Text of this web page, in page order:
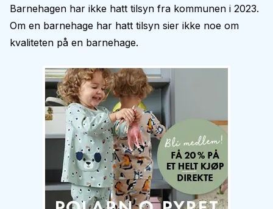
Barnehagen har ikke hatt tilsyn fra kommunen i 2023.
Om en barnehage har hatt tilsyn sier ikke noe om
kvaliteten på en barnehage.